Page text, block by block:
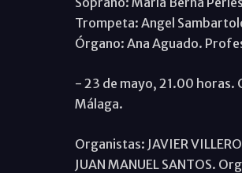
Trompeta: Angel
Órgano: Ana Aguado.
- 23 de mayo, 21.00 horas.
Málaga.
Organistas: JAVIER
JUAN MANUEL SANTOS.